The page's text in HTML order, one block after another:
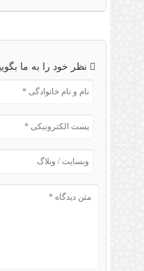
نظر خود را به ما